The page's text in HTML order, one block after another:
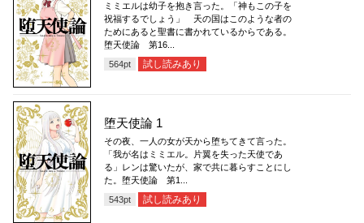
ミミエルは幼子を抱き言った。「神もこの子を
祝福するでしょう」 天の国はこのような者の
ためにあると聖書に書かれているからである。
堕天使論 第16...
564pt 試し読みあり
堕天使論 1
その夜、一人の女が天から堕ちてきて言った。
「我が名はミミエル。片翼を失った天使であ
る」レンは驚いたが、家で共に暮らすことにし
た。堕天使論 第1...
543pt 試し読みあり